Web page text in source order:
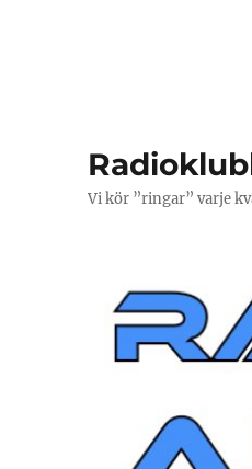
Vi kör ”ringar” varje